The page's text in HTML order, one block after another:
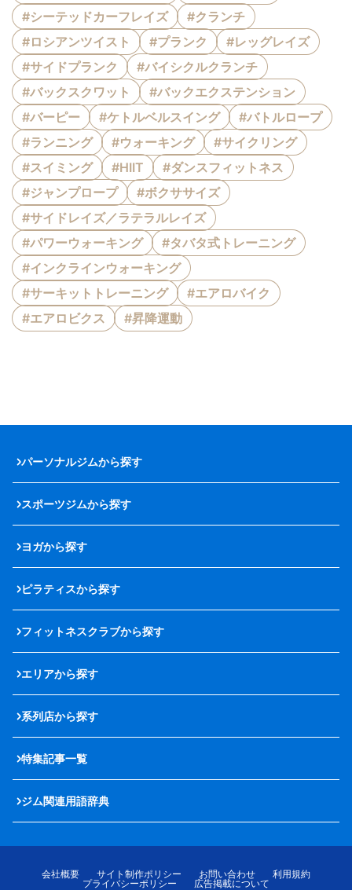
#シーテッドカーフレイズ
#クランチ
#ロシアンツイスト
#プランク
#レッグレイズ
#サイドプランク
#バイシクルクランチ
#バックスクワット
#バックエクステンション
#バーピー
#ケトルベルスイング
#バトルロープ
#ランニング
#ウォーキング
#サイクリング
#スイミング
#HIIT
#ダンスフィットネス
#ジャンプロープ
#ボクササイズ
#サイドレイズ／ラテラルレイズ
#パワーウォーキング
#タバタ式トレーニング
#インクラインウォーキング
#サーキットトレーニング
#エアロバイク
#エアロビクス
#昇降運動
パーソナルジムから探す
スポーツジムから探す
ヨガから探す
ピラティスから探す
フィットネスクラブから探す
エリアから探す
系列店から探す
特集記事一覧
ジム関連用語辞典
会社概要 サイト制作ポリシー お問い合わせ
利用規約
プライバシーポリシー
広告掲載について